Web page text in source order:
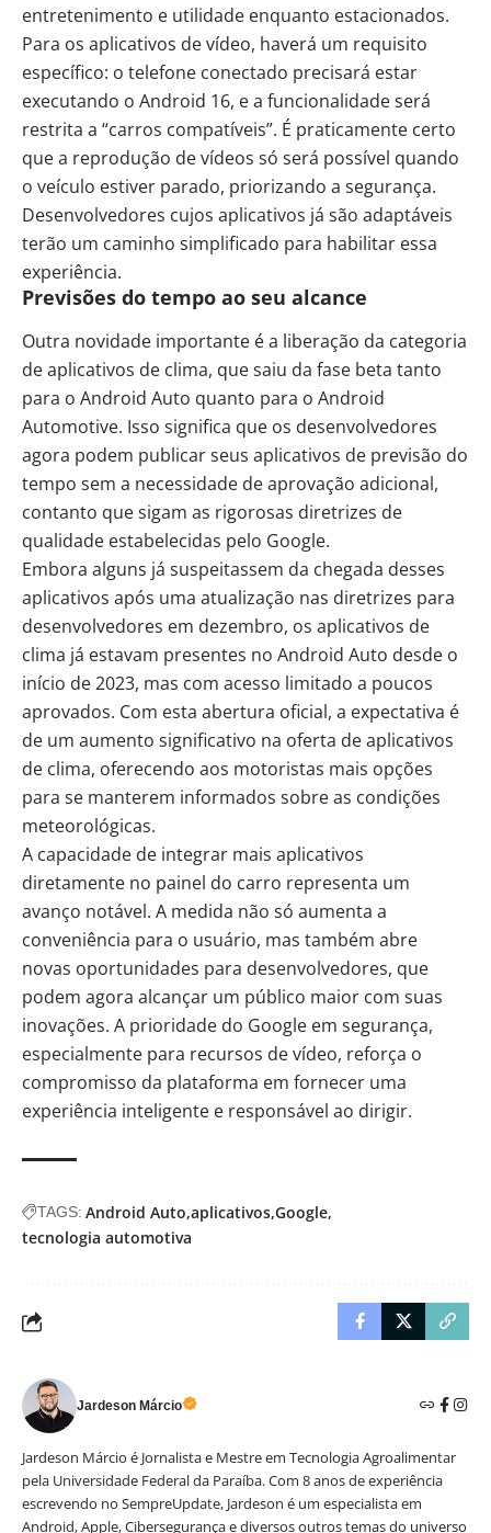
entretenimento e utilidade enquanto estacionados.
Para os aplicativos de vídeo, haverá um requisito
específico: o telefone conectado precisará estar
executando o Android 16, e a funcionalidade será
restrita a “carros compatíveis”. É praticamente certo
que a reprodução de vídeos só será possível quando
o veículo estiver parado, priorizando a segurança.
Desenvolvedores cujos aplicativos já são adaptáveis
terão um caminho simplificado para habilitar essa
experiência.
Previsões do tempo ao seu alcance
Outra novidade importante é a liberação da categoria
de aplicativos de clima, que saiu da fase beta tanto
para o Android Auto quanto para o Android
Automotive. Isso significa que os desenvolvedores
agora podem publicar seus aplicativos de previsão do
tempo sem a necessidade de aprovação adicional,
contanto que sigam as rigorosas diretrizes de
qualidade estabelecidas pelo Google.
Embora alguns já suspeitassem da chegada desses
aplicativos após uma atualização nas diretrizes para
desenvolvedores em dezembro, os aplicativos de
clima já estavam presentes no Android Auto desde o
início de 2023, mas com acesso limitado a poucos
aprovados. Com esta abertura oficial, a expectativa é
de um aumento significativo na oferta de aplicativos
de clima, oferecendo aos motoristas mais opções
para se manterem informados sobre as condições
meteorológicas.
A capacidade de integrar mais aplicativos
diretamente no painel do carro representa um
avanço notável. A medida não só aumenta a
conveniência para o usuário, mas também abre
novas oportunidades para desenvolvedores, que
podem agora alcançar um público maior com suas
inovações. A prioridade do Google em segurança,
especialmente para recursos de vídeo, reforça o
compromisso da plataforma em fornecer uma
experiência inteligente e responsável ao dirigir.
TAGS: Android Auto aplicativos Google
tecnologia automotiva
Jardeson Márcio
Jardeson Márcio é Jornalista e Mestre em Tecnologia Agroalimentar
pela Universidade Federal da Paraíba. Com 8 anos de experiência
escrevendo no SempreUpdate, Jardeson é um especialista em
Android, Apple, Cibersegurança e diversos outros temas do universo